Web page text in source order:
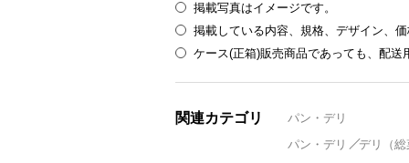
掲載写真はイメージです。
掲載している内容、規格、デザイン、
ケース(正箱)販売商品であっても、配送
関連カテゴリ
パン・デリ
パン・デリ
デリ（